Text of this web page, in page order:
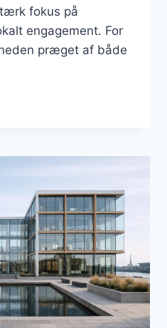
fokus på
engagement. For
præget af både